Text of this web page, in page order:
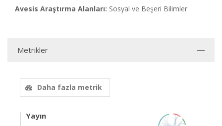
Avesis Araştırma Alanları: Sosyal ve Beşeri Bilimler
Metrikler
Daha fazla metrik
Yayın